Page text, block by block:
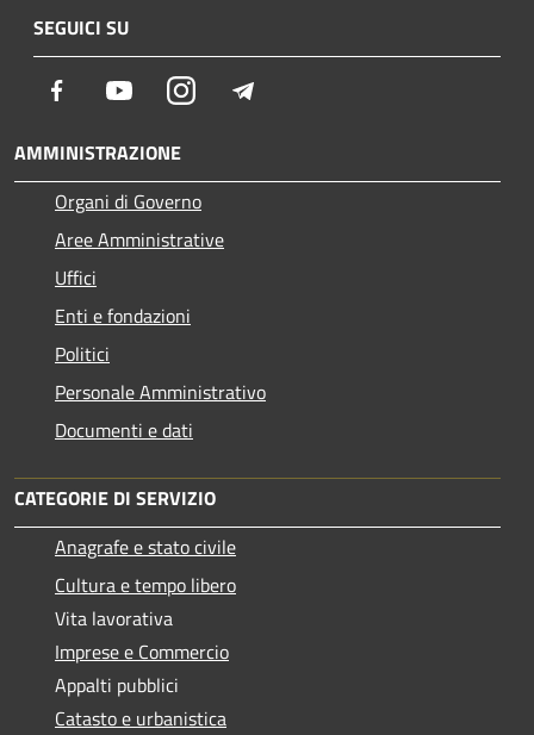
SEGUICI SU
Facebook YoutubeInstagram
AMMINISTRAZIONE
Organi di Governo
Aree Amministrative
Uffici
Enti e fondazioni
Politici
Personale Amministrativo
Documenti e dati
CATEGORIE DI SERVIZIO
Anagrafe e stato civile
Cultura e tempo libero
Vita lavorativa
Imprese e Commercio
Appalti pubblici
Catasto e urbanistica